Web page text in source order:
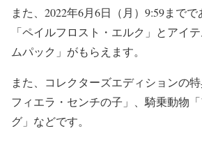
また、2022年6月6日（月）9:59まで
「ペイルフロスト・エルク」とアイ
ムパック」がもらえます。
また、コレクターズエディションの
フィエラ・センチの子」、騎乗動物
グ」などです。